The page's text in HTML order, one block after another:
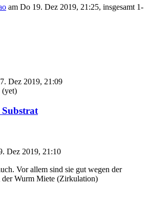
am Do 19. Dez 2019, 21:25, insgesamt 1-
Dez 2019, 21:09
(yet)
Substrat
Dez 2019, 21:10
Vor allem sind sie gut wegen der
der Wurm Miete (Zirkulation)